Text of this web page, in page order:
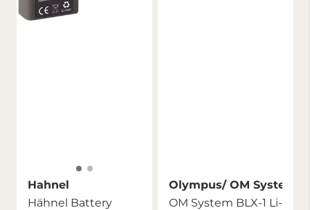
Hahnel
Hähnel Battery
Olympus/ OM Systems
OM System BLX-1 Li-